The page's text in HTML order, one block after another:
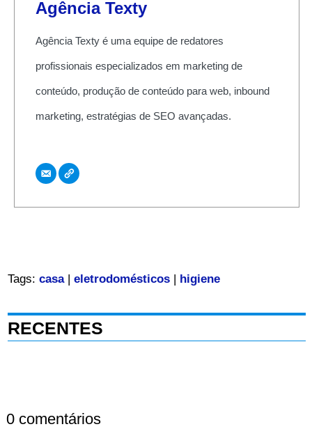
Agência Texty
Agência Texty é uma equipe de redatores
profissionais especializados em marketing de
conteúdo, produção de conteúdo para web, inbound
marketing, estratégias de SEO avançadas.
Tags: casa| eletrodomésticos| higiene
RECENTES
0 comentários